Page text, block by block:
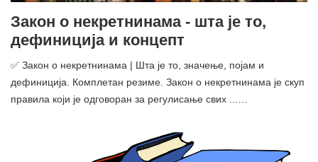
Закон о некретнинама - шта је то,
дефиниција и концепт
✅ Закон о некретнинама | Шта је то, значење, појам и
дефиниција. Комплетан резиме. Закон о некретнинама је скуп
правила који је одговоран за регулисање свих ...…